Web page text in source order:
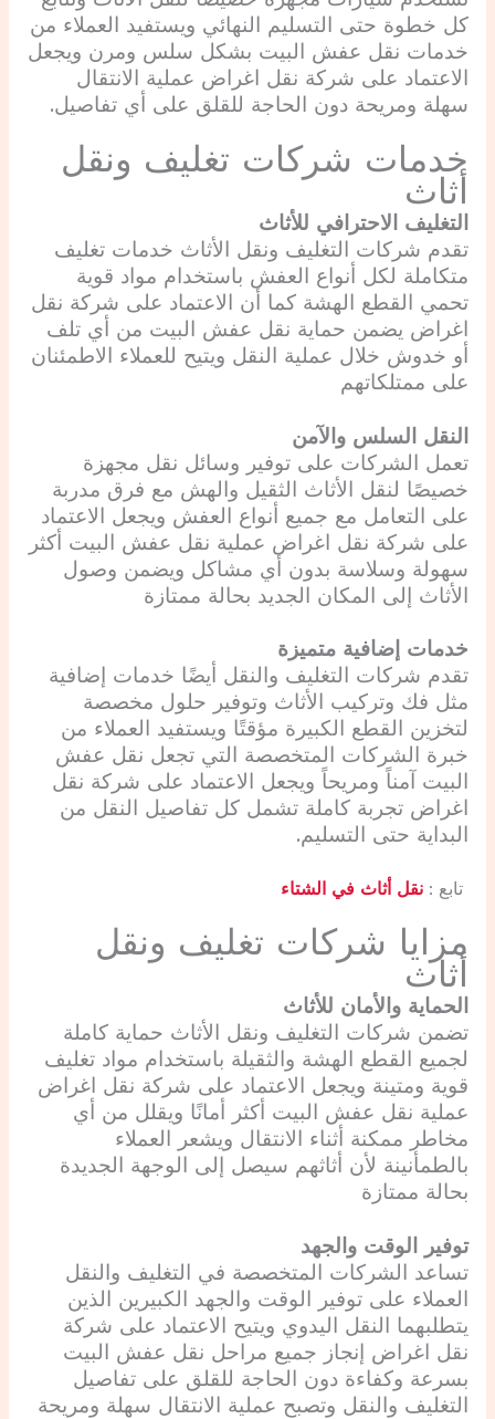
كل خطوة حتى التسليم النهائي ويستفيد العملاء من
خدمات نقل عفش البيت بشكل سلس ومرن ويجعل
الاعتماد على شركة نقل اغراض عملية الانتقال
سهلة ومريحة دون الحاجة للقلق على أي تفاصيل.
خدمات شركات تغليف ونقل
أثاث
التغليف الاحترافي للأثاث
تقدم شركات التغليف ونقل الأثاث خدمات تغليف
متكاملة لكل أنواع العفش باستخدام مواد قوية
تحمي القطع الهشة كما أن الاعتماد على شركة نقل
اغراض يضمن حماية نقل عفش البيت من أي تلف
أو خدوش خلال عملية النقل ويتيح للعملاء الاطمئنان
على ممتلكاتهم
النقل السلس والآمن
تعمل الشركات على توفير وسائل نقل مجهزة
خصيصًا لنقل الأثاث الثقيل والهش مع فرق مدربة
على التعامل مع جميع أنواع العفش ويجعل الاعتماد
على شركة نقل اغراض عملية نقل عفش البيت أكثر
سهولة وسلاسة بدون أي مشاكل ويضمن وصول
الأثاث إلى المكان الجديد بحالة ممتازة
خدمات إضافية متميزة
تقدم شركات التغليف والنقل أيضًا خدمات إضافية
مثل فك وتركيب الأثاث وتوفير حلول مخصصة
لتخزين القطع الكبيرة مؤقتًا ويستفيد العملاء من
خبرة الشركات المتخصصة التي تجعل نقل عفش
البيت آمناً ومريحاً ويجعل الاعتماد على شركة نقل
اغراض تجربة كاملة تشمل كل تفاصيل النقل من
البداية حتى التسليم.
تابع : نقل أثاث في الشتاء
مزايا شركات تغليف ونقل
أثاث
الحماية والأمان للأثاث
تضمن شركات التغليف ونقل الأثاث حماية كاملة
لجميع القطع الهشة والثقيلة باستخدام مواد تغليف
قوية ومتينة ويجعل الاعتماد على شركة نقل اغراض
عملية نقل عفش البيت أكثر أمانًا ويقلل من أي
مخاطر ممكنة أثناء الانتقال ويشعر العملاء
بالطمأنينة لأن أثاثهم سيصل إلى الوجهة الجديدة
بحالة ممتازة
توفير الوقت والجهد
تساعد الشركات المتخصصة في التغليف والنقل
العملاء على توفير الوقت والجهد الكبيرين الذين
يتطلبهما النقل اليدوي ويتيح الاعتماد على شركة
نقل اغراض إنجاز جميع مراحل نقل عفش البيت
بسرعة وكفاءة دون الحاجة للقلق على تفاصيل
التغليف والنقل وتصبح عملية الانتقال سهلة ومريحة